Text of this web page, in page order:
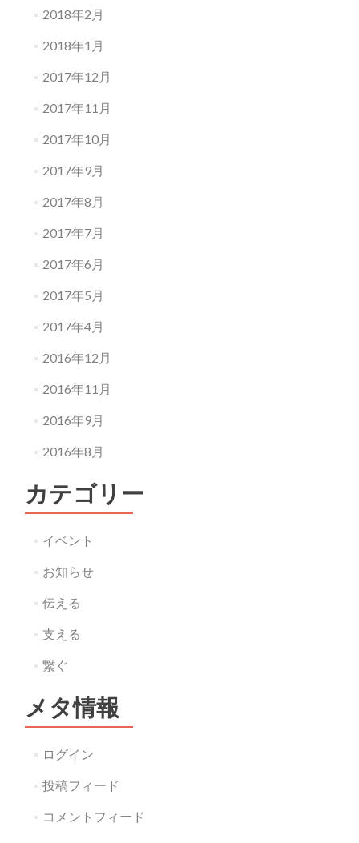
2018年2月
2018年1月
2017年12月
2017年11月
2017年10月
2017年9月
2017年8月
2017年7月
2017年6月
2017年5月
2017年4月
2016年12月
2016年11月
2016年9月
2016年8月
カテゴリー
イベント
お知らせ
伝える
支える
繋ぐ
メタ情報
ログイン
投稿フィード
コメントフィード